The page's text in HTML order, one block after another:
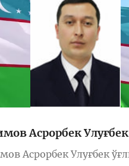
Асрорбек
Асрорбек Улуғбек